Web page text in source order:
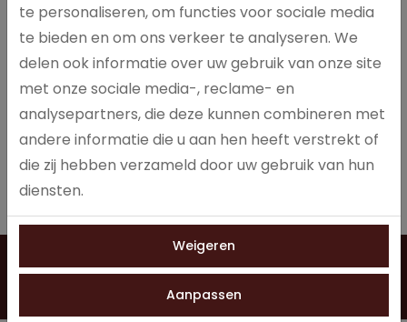
Inhoud: 600 x 4 gram in dispenserbox.
Specificaties
Artikelnummer 129032
0528 275 151
Neem contact op
te personaliseren, om functies voor sociale media
te bieden en om ons verkeer te analyseren. We
delen ook informatie over uw gebruik van onze site
met onze sociale media-, reclame- en
analysepartners, die deze kunnen combineren met
andere informatie die u aan hen heeft verstrekt of
die zij hebben verzameld door uw gebruik van hun
diensten.
Weigeren
Aanpassen